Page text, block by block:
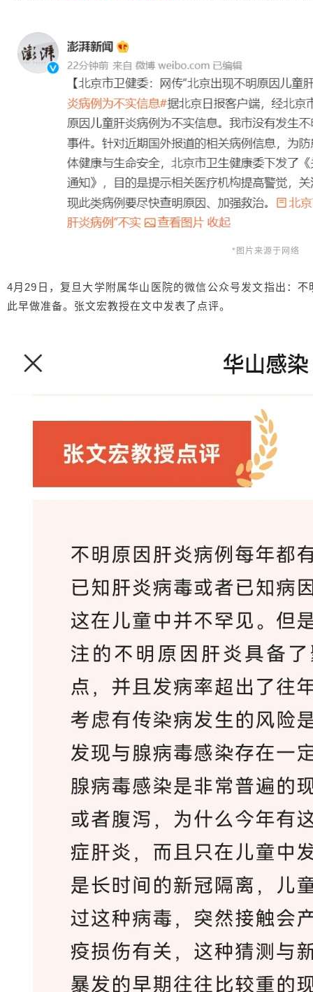
*图片来源于网络
4月29日，复旦大学附属华山医院的微信公众号发文指出：
此早做准备。张文宏教授在文中发表了点评。